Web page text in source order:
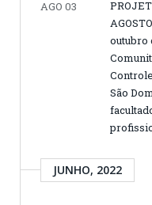
AGO 03
outubro
São
JUNHO, 2022